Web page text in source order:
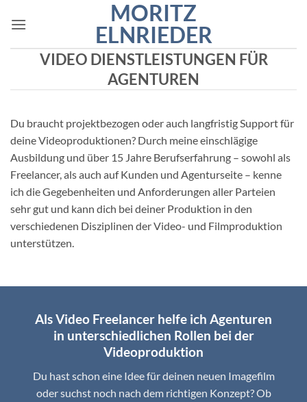
Inhalt
MORITZ
ELNRIEDER
VIDEO DIENSTLEISTUNGEN FÜR
AGENTUREN
Du braucht projektbezogen oder auch langfristig Support für
deine Videoproduktionen? Durch meine einschlägige
Ausbildung und über 15 Jahre Berufserfahrung – sowohl als
Freelancer, als auch auf Kunden und Agenturseite – kenne
ich die Gegebenheiten und Anforderungen aller Parteien
sehr gut und kann dich bei deiner Produktion in den
verschiedenen Disziplinen der Video- und Filmproduktion
unterstützen.
Als Video Freelancer helfe ich Agenturen
in unterschiedlichen Rollen bei der
Videoproduktion
Du hast schon eine Idee für deinen neuen Imagefilm
oder suchst noch nach dem richtigen Konzept? Ob